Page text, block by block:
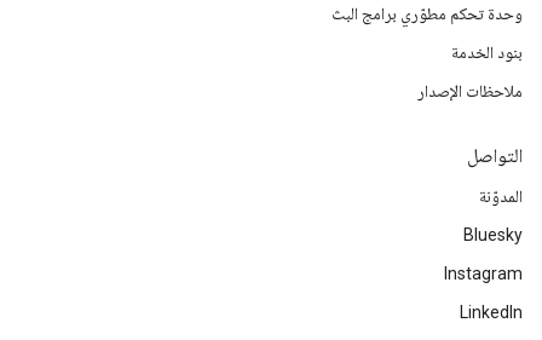
وحدة تحكم مطوّري برامج البث
بنود الخدمة
ملاحظات الإصدار
التواصل
المدوّنة
Bluesky
Instagram
LinkedIn